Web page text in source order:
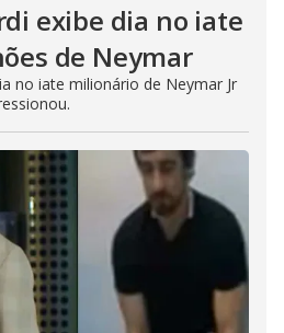
exibe dia no iate
de Neymar
no iate milionário de Neymar Jr